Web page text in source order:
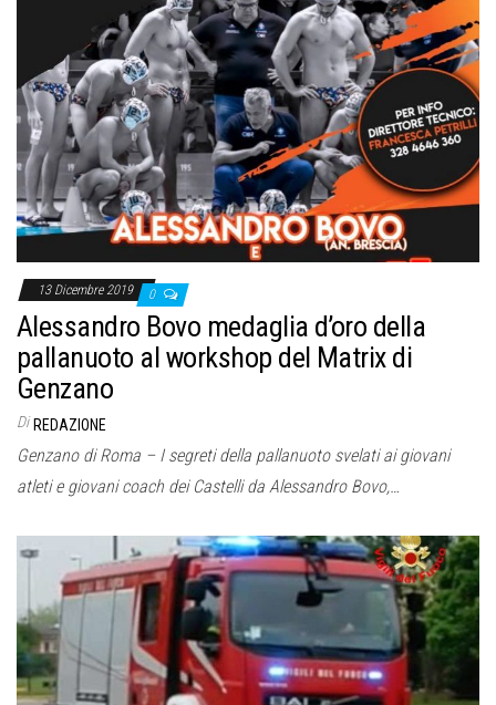
13 Dicembre 2019 0
Alessandro Bovo medaglia d’oro della
pallanuoto al workshop del Matrix di
Genzano
Di REDAZIONE
Genzano di Roma – I segreti della pallanuoto svelati ai giovani
atleti e giovani coach dei Castelli da Alessandro Bovo,…